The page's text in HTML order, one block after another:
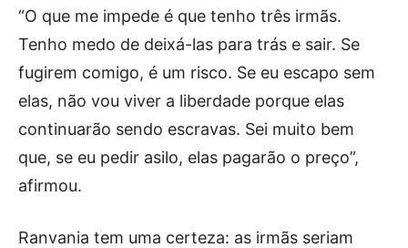
“O que me impede é que tenho três irmãs.
Tenho medo de deixá-las para trás e sair. Se
fugirem comigo, é um risco. Se eu escapo sem
elas, não vou viver a liberdade porque elas
continuarão sendo escravas. Sei muito bem
que, se eu pedir asilo, elas pagarão o preço”,
afirmou.
Ranvania tem uma certeza: as irmãs seriam